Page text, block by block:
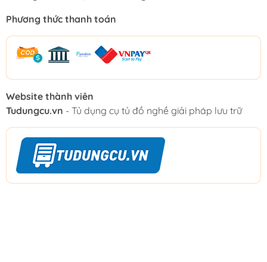
Phương thức thanh toán
Website thành viên
Tudungcu.vn - Tủ dụng cụ tủ đồ nghề giải pháp lưu trữ